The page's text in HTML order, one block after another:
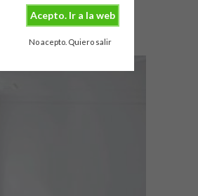
Acepto. Ir a la web
No acepto. Quiero salir